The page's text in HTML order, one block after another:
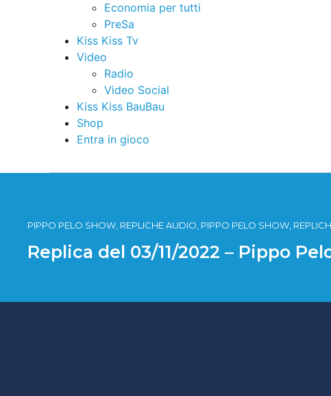
Economia per tutti
PreSa
Kiss Kiss Tv
Video
Radio
Video Social
Kiss Kiss BauBau
Shop
Entra in gioco
PIPPO PELO SHOW, REPLICHE AUDIO, PIPPO PELO SHOW,
Replica del 03/11/2022 – Pippo